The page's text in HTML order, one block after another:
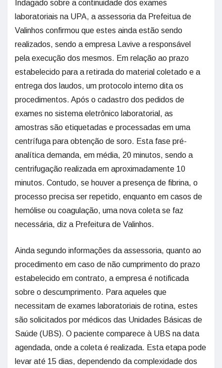
Indagado sobre a continuidade dos exames
laboratoriais na UPA, a assessoria da Prefeitua de
Valinhos confirmou que estes ainda estão sendo
realizados, sendo a empresa Lavive a responsável
pela execução dos mesmos. Em relação ao prazo
estabelecido para a retirada do material coletado e a
entrega dos laudos, um protocolo interno dita os
procedimentos. Após o cadastro dos pedidos de
exames no sistema eletrônico laboratorial, as
amostras são etiquetadas e processadas em uma
centrífuga para obtenção de soro. Esta fase pré-
analítica demanda, em média, 20 minutos, sendo a
centrifugação realizada em aproximadamente 10
minutos. Contudo, se houver a presença de fibrina, o
processo precisa ser repetido, enquanto em casos de
hemólise ou coagulação, uma nova coleta se faz
necessária, diz a Prefeitura de Valinhos.
Ainda segundo informações da assessoria, quanto ao
procedimento em caso de não cumprimento do prazo
estabelecido em contrato, a empresa é notificada
sobre o descumprimento. Para aqueles que
necessitam de exames laboratoriais de rotina, estes
são solicitados por médicos das Unidades Básicas de
Saúde (UBS). O paciente comparece à UBS na data
agendada, onde a coleta é realizada. Esta etapa pode
levar até 15 dias, dependendo da complexidade dos